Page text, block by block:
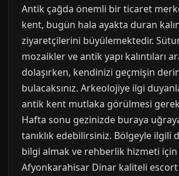
Antik çağda önemli bir ticaret
kent, bugün hala ayakta duran
ziyaretçilerini büyülemektedir.
mozaikler ve antik yapı kalıntıları
dolaşırken, kendinizi geçmişin
bulacaksınız. Arkeolojiye ilgi
antik kent mutlaka görülmesi
Hafta sonu gezinizde buraya
tanıklık edebilirsiniz. Bölgeyle ilgili
bilgi almak ve rehberlik hizmeti için
Afyonkarahisar Dinar kaliteli